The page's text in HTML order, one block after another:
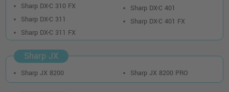
Sharp DX-C 310 FX
Sharp DX-C 311
Sharp DX-C 311 FX
Sharp DX-C 401
Sharp DX-C 401 FX
Sharp JX
Sharp JX 8200 Sharp JX 8200 PRO